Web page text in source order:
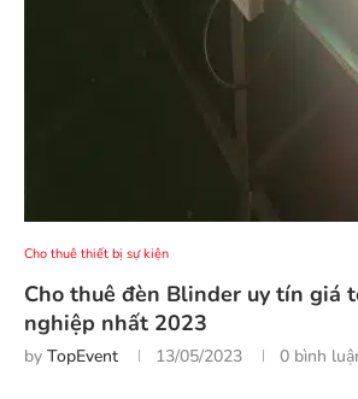
Cho thuê thiết bị sự kiện
Cho thuê đèn Blinder uy tín giá
nghiệp nhất 2023
by TopEvent 13/05/2023 0 bình